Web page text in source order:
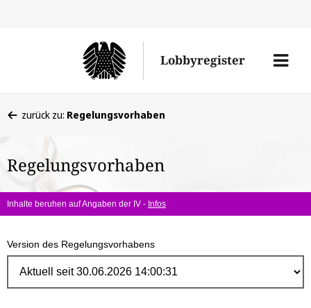
Lobbyregister
Menü
befinden
hier:
zurück zu: Regelungsvorhaben
Regelungsvorhaben
Inhalte beruhen auf Angaben der IV - Infos
Version des Regelungsvorhabens